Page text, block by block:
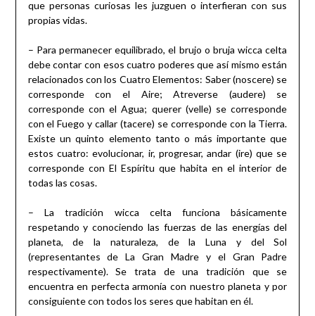
que personas curiosas les juzguen o interfieran con sus
propias vidas.
– Para permanecer equilibrado, el brujo o bruja wicca celta
debe contar con esos cuatro poderes que así mismo están
relacionados con los Cuatro Elementos: Saber (noscere) se
corresponde con el Aire; Atreverse (audere) se
corresponde con el Agua; querer (velle) se corresponde
con el Fuego y callar (tacere) se corresponde con la Tierra.
Existe un quinto elemento tanto o más importante que
estos cuatro: evolucionar, ir, progresar, andar (ire) que se
corresponde con El Espíritu que habita en el interior de
todas las cosas.
– La tradición wicca celta funciona básicamente
respetando y conociendo las fuerzas de las energías del
planeta, de la naturaleza, de la Luna y del Sol
(representantes de La Gran Madre y el Gran Padre
respectivamente). Se trata de una tradición que se
encuentra en perfecta armonía con nuestro planeta y por
consiguiente con todos los seres que habitan en él.